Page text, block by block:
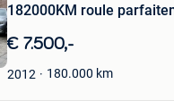
182000KM roule
€ 7.500,-
2012 180.000 km